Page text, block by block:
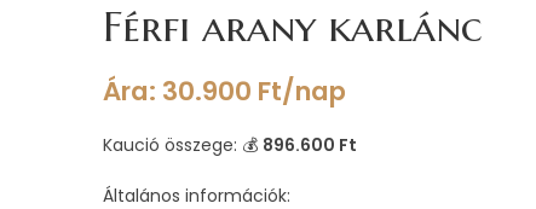
Férfi arany karlánc
Ára: 30.900 Ft/nap
Kaució összege: 💰 896.600 Ft
Általános információk: